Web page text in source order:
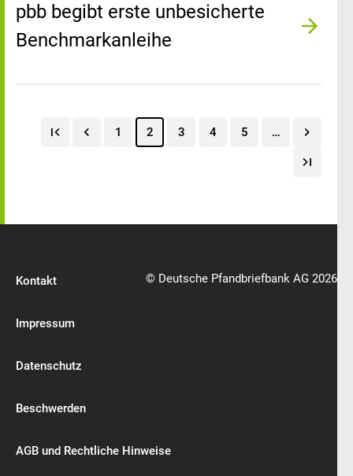
pbb begibt erste unbesicherte
Benchmarkanleihe
1 2 3 4 5 …
Kontakt
Impressum
Datenschutz
Beschwerden
AGB und Rechtliche Hinweise
© Deutsche Pfandbriefbank AG 2026